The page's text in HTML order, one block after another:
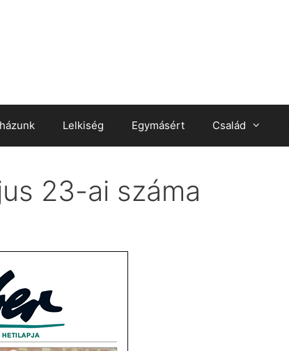
Lelkiség Egymásért Család
23-ai száma